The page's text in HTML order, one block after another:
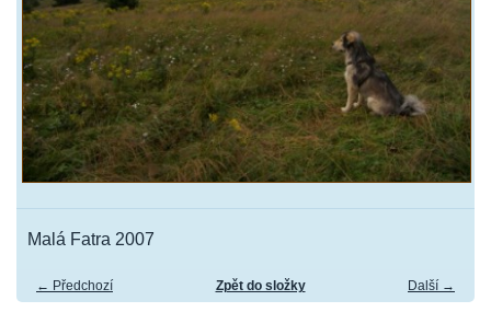
Malá Fatra 2007
← Předchozí Další →
Zpět do složky